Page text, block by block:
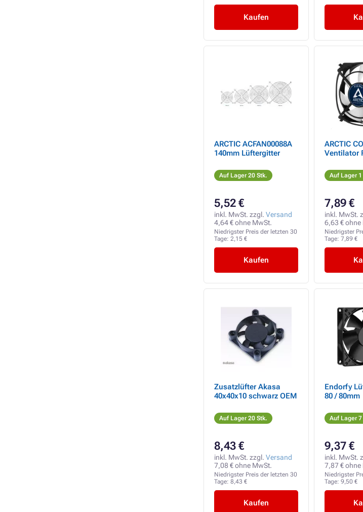
Kaufen
ARCTIC ACFAN00088A
140mm Lüftergitter
Auf Lager 20 Stk.
5,52 €
inkl. MwSt. zzgl. Versand
4,64 € ohne MwSt.
Niedrigster Preis der letzten 30
Tage: 2,15 €
Kaufen
ARCTIC
Ventilator
Auf Lager 1
7,89 €
inkl. MwSt.
6,63 € ohne
Niedrigster
Tage: 7,89 €
Zusatzlüfter Akasa
40x40x10 schwarz OEM
Auf Lager 20 Stk.
8,43 €
inkl. MwSt. zzgl. Versand
7,08 € ohne MwSt.
Niedrigster Preis der letzten 30
Tage: 8,43 €
Kaufen
Endorfy
80 / 80mm
Auf Lager 7
9,37 €
inkl. MwSt.
7,87 € ohne
Niedrigster
Tage: 9,50 €